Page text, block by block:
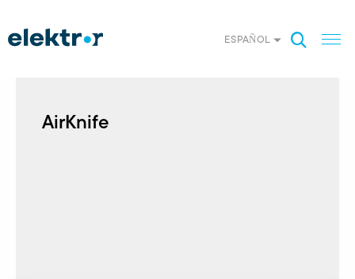
ESPAÑOL
AirKnife